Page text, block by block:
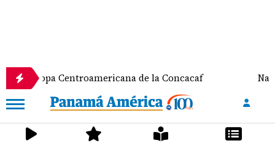
Centroamericana de la Concacaf Nathalee